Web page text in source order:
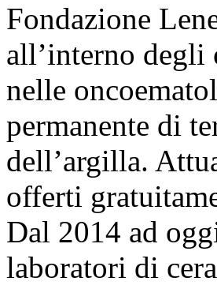
Fondazione
all’interno degli
nelle
permanente di
dell’argilla.
offerti
Dal 2014 ad
laboratori di